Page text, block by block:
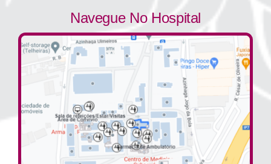
Navegue No Hospital